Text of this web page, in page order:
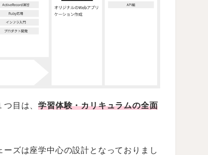
つ目は、学習体験・カリキュラムの全面
ズは座学中心の設計となっておりまし